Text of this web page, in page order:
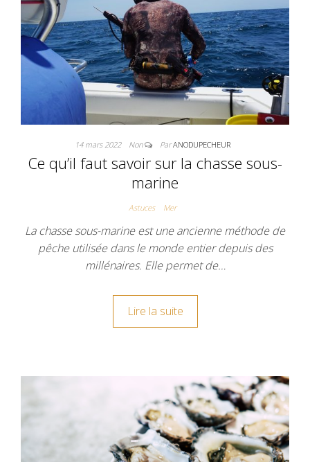
14 mars 2022 Non ParANODUPECHEUR
Ce qu’il faut savoir sur la chasse sous-
marine
Astuces Mer
La chasse sous-marine est une ancienne méthode de
pêche utilisée dans le monde entier depuis des
millénaires. Elle permet de…
Lire la suite